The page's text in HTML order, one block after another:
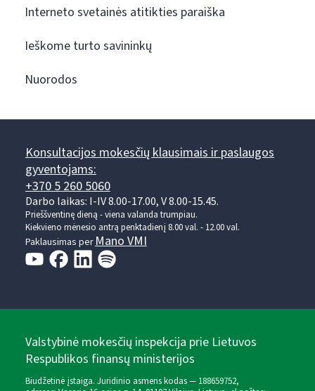
Interneto svetainės atitikties paraiška
Ieškome turto savininkų
Nuorodos
Konsultacijos mokesčių klausimais ir paslaugos
gyventojams:
+370 5 260 5060
Darbo laikas: I-IV 8.00-17.00, V 8.00-15.45.
Prieššventinę dieną - viena valanda trumpiau.
Kiekvieno mėnesio antrą penktadienį 8.00 val. - 12.00 val.
Paklausimas perMano VMI
Valstybinė mokesčių inspekcija prie Lietuvos
Respublikos finansų ministerijos
Biudžetinė įstaiga. Juridinio asmens kodas — 188659752,